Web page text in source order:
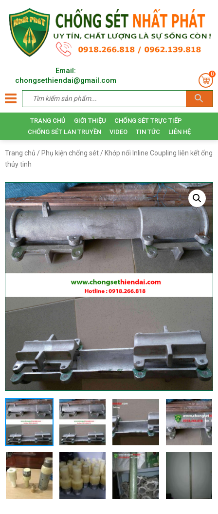
Email:
chongsethiendai@gmail.com
0
TRANG CHỦ GIỚI THIỆU
CHỐNG SÉT TRỰC TIẾP
CHỐNG SÉT LAN TRUYỀN
VIDEO TIN TỨC LIÊN HỆ
Trang chủ / Phụ kiện chống sét / Khớp nối Inline Coupling liên kết ống
thủy tinh